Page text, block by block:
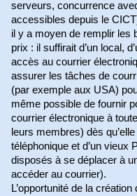
serveurs, concurrence
accessibles depuis le
il y a moyen de remplir les
prix : il suffirait d’un local,
accès au courrier
assurer les tâches de
(par exemple aux USA)
même possible de fournir
courrier électronique à
leurs membres) dès
téléphonique et d’un vieux
disposés à se déplacer à
accéder au courrier).
L’opportunité de la